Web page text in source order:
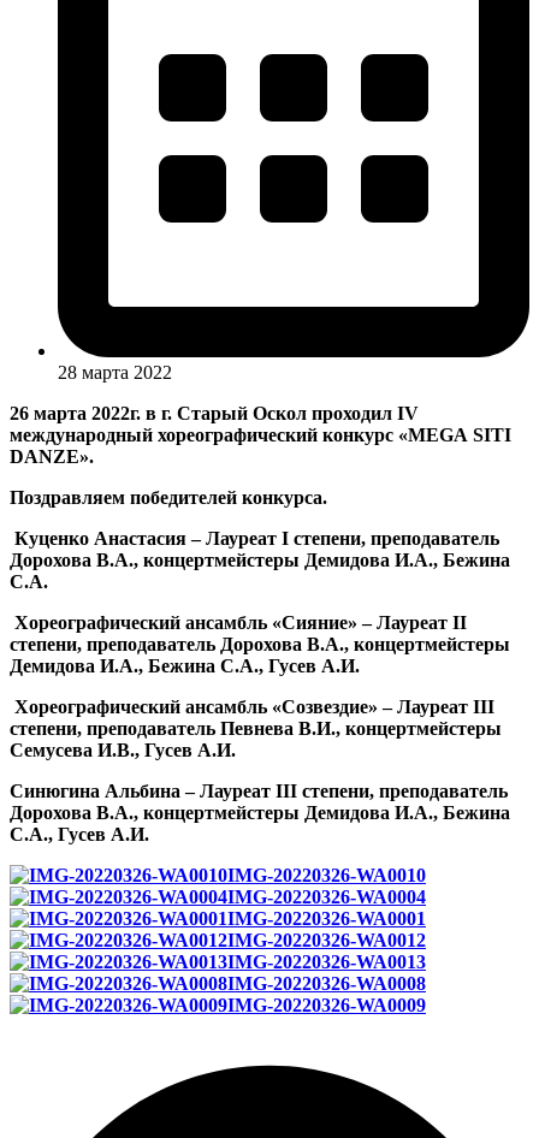
28 марта 2022
26 марта 2022г. в г. Старый Оскол проходил IV
международный хореографический конкурс «MEGA SITI
DANZE».
Поздравляем победителей конкурса.
Куценко Анастасия – Лауреат I степени, преподаватель
Дорохова В.А., концертмейстеры Демидова И.А., Бежина
С.А.
Хореографический ансамбль «Сияние» – Лауреат II
степени, преподаватель Дорохова В.А., концертмейстеры
Демидова И.А., Бежина С.А., Гусев А.И.
Хореографический ансамбль «Созвездие» – Лауреат III
степени, преподаватель Певнева В.И., концертмейстеры
Семусева И.В., Гусев А.И.
Синюгина Альбина – Лауреат III степени, преподаватель
Дорохова В.А., концертмейстеры Демидова И.А., Бежина
С.А., Гусев А.И.
IMG-20220326-WA0010
IMG-20220326-WA0004
IMG-20220326-WA0001
IMG-20220326-WA0012
IMG-20220326-WA0013
IMG-20220326-WA0008
IMG-20220326-WA0009